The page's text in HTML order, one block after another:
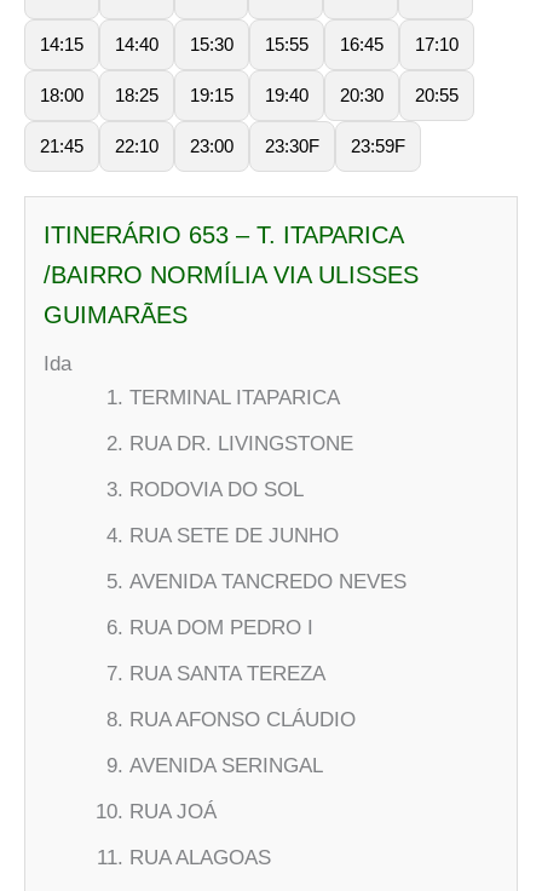
14:15 14:40 15:30 15:55 16:45 17:10
18:00 18:25 19:15 19:40 20:30 20:55
21:45 22:10 23:00 23:30F 23:59F
ITINERÁRIO 653 – T. ITAPARICA
/BAIRRO NORMÍLIA VIA ULISSES
GUIMARÃES
Ida
TERMINAL ITAPARICA
RUA DR. LIVINGSTONE
RODOVIA DO SOL
RUA SETE DE JUNHO
AVENIDA TANCREDO NEVES
RUA DOM PEDRO I
RUA SANTA TEREZA
RUA AFONSO CLÁUDIO
AVENIDA SERINGAL
RUA JOÁ
RUA ALAGOAS